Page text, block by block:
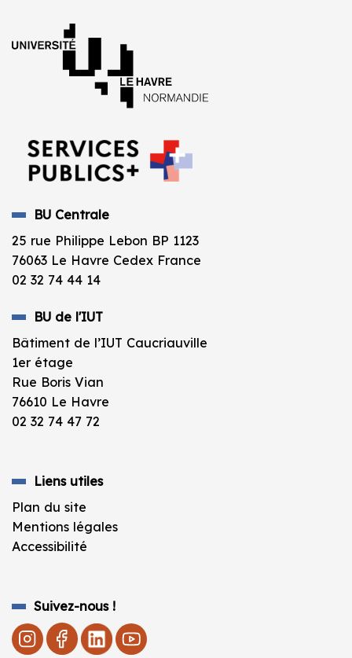
BU Centrale
25 rue Philippe Lebon BP 1123
76063 Le Havre Cedex France
02 32 74 44 14
BU de l'IUT
Bâtiment de l’IUT Caucriauville
1er étage
Rue Boris Vian
76610 Le Havre
02 32 74 47 72
Liens utiles
Plan du site
Mentions légales
Accessibilité
Suivez-nous !